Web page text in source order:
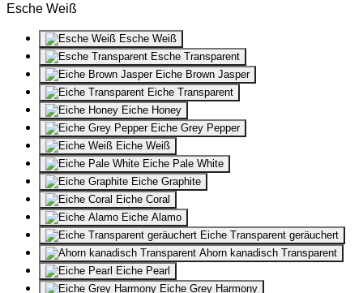
Esche Weiß
Esche Weiß
Esche Transparent
Eiche Brown Jasper
Eiche Transparent
Eiche Honey
Eiche Grey Pepper
Eiche Weiß
Eiche Pale White
Eiche Graphite
Eiche Coral
Eiche Alamo
Eiche Transparent geräuchert
Ahorn kanadisch Transparent
Eiche Pearl
Eiche Grey Harmony